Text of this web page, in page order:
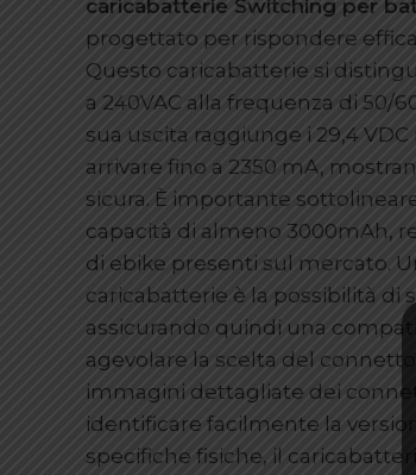
caricabatterie Switching per
progettato per rispondere
Questo caricabatterie si
a 240VAC alla frequenza di 50/
sua uscita raggiunge i 29,4
arrivare fino a 2350 mA,
sicura. È importante
capacità di almeno 3000mAh,
di ebike presenti sul mercato.
caricabatterie è la possibilità di
assicurando quindi una
agevolare la scelta del
immagini dettagliate dei
identificare facilmente la
specifiche fisiche, il